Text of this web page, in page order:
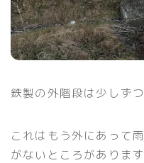
鉄製の外階段は少しず
これはもう外にあって
がないところがあります